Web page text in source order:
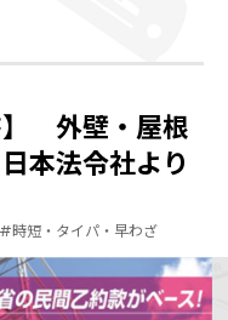
】 外壁・屋根
本法令社より
#時短・タイパ・早わざ